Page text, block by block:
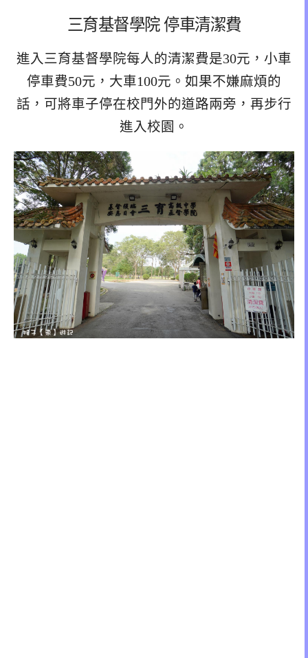
三育基督學院 停車清潔費
進入三育基督學院每人的清潔費是30元，小車
停車費50元，大車100元。如果不嫌麻煩的
話，可將車子停在校門外的道路兩旁，再步行
進入校園。